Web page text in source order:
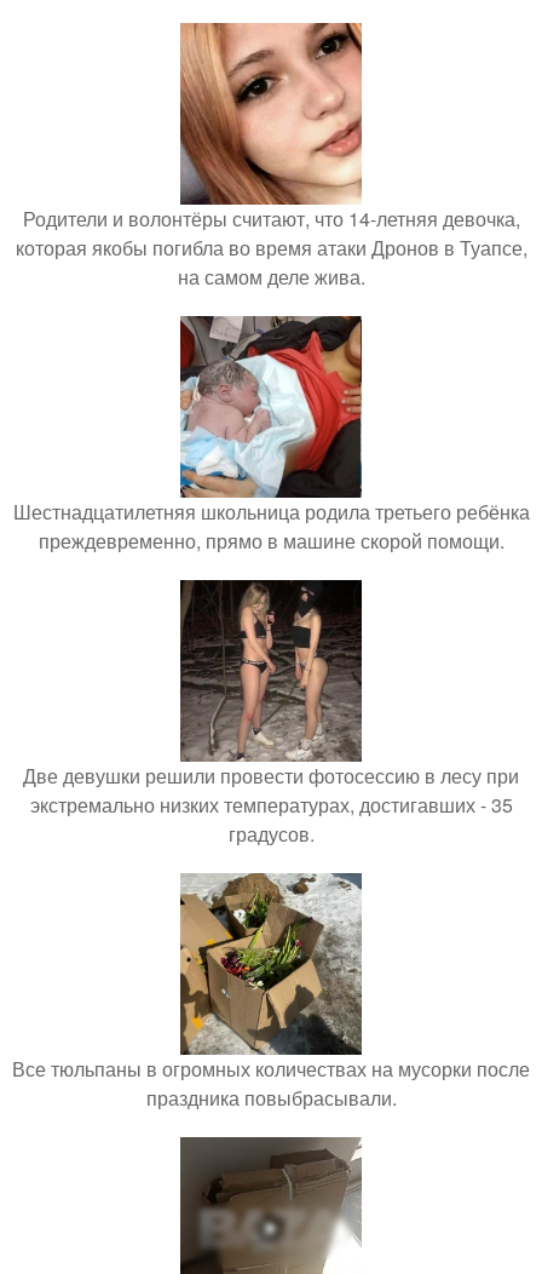
Родители и волонтёры считают, что 14-летняя девочка,
которая якобы погибла во время атаки Дронов в Туапсе,
на самом деле жива.
Шестнадцатилетняя школьница родила третьего ребёнка
преждевременно, прямо в машине скорой помощи.
Две девушки решили провести фотосессию в лесу при
экстремально низких температурах, достигавших - 35
градусов.
Все тюльпаны в огромных количествах на мусорки после
праздника повыбрасывали.